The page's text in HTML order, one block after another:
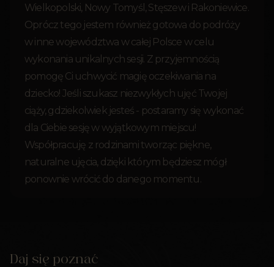
Wielkopolski, Nowy Tomyśl, Stęszew i Rakoniewice.
Oprócz tego jestem również gotowa do podróży
w inne województwa w całej Polsce w celu
wykonania unikalnych sesji. Z przyjemnością
pomogę Ci uchwycić magię oczekiwania na
dziecko! Jeśli szukasz niezwykłych ujęć Twojej
ciąży, gdziekolwiek jesteś - postaramy się wykonać
dla Ciebie sesję w wyjątkowym miejscu!
Współpracuję z rodzinami tworząc piękne,
naturalne ujęcia, dzięki którym będziesz mógł
ponownie wrócić do danego momentu.
Daj się poznać